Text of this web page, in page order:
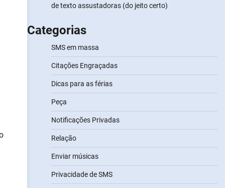
de texto assustadoras (do jeito certo)
Categorias
SMS em massa
Citações Engraçadas
Dicas para as férias
Peça
Notificações Privadas
Relação
Enviar músicas
Privacidade de SMS